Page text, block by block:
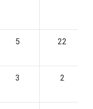
5 22
3 2